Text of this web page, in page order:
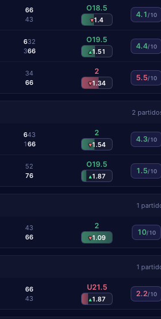
6
4
6
3
O18.5
▾1.4
4.1 /10
6
3
3
6
2
6
O19.5
▴1.51
4.4/10
3
6
4
6
2
▾1.34
5.5/10
2
6
1
4
6
3
6
2
▾1.54
4.3/10
5
7
2
6
O19.5
▴1.87
1.5/10
1
4
6
3
6
2
▾1.09
10/10
1
6
4
6
3
U21.5
▴1.87
2.2/10